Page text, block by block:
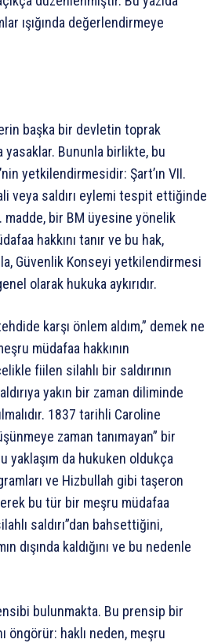
ışığında değerlendirmeye
başka bir devletin toprak
yasaklar. Bununla birlikte, bu
yetkilendirmesidir: Şart’ın VII.
veya saldırı eylemi tespit ettiğinde
madde, bir BM üyesine yönelik
hakkını tanır ve bu hak,
Güvenlik Konseyi yetkilendirmesi
olarak hukuka aykırıdır.
karşı önlem aldım,” demek ne
müdafaa hakkının
fiilen silahlı bir saldırının
yakın bir zaman diliminde
1837 tarihli Caroline
zaman tanımayan” bir
yaklaşım da hukuken oldukça
ve Hizbullah gibi taşeron
bu tür bir meşru müdafaa
saldırı”dan bahsettiğini,
dışında kaldığını ve bu nedenle
bulunmakta. Bu prensip bir
öngörür: haklı neden, meşru